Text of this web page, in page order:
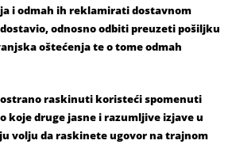
i odmah ih reklamirati dostavnom
odnosno odbiti preuzeti pošiljku
oštećenja te o tome odmah
raskinuti koristeći spomenuti
koje druge jasne i razumljive izjave u
volju da raskinete ugovor na trajnom